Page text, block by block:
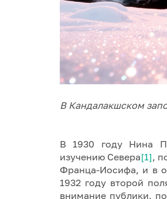
В Кандалакшском
В 1930 году Нина
изучению Севера[1],
Франца-Иосифа, и в
1932 году второй
внимание публики,